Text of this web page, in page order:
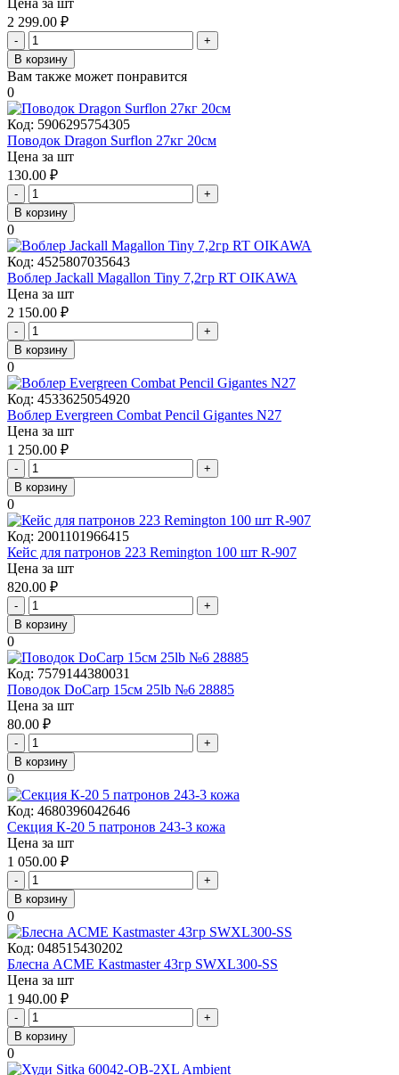
2 299.00 ₽
-
+
В корзину
Вам также может понравится
0
Код: 5906295754305
Поводок Dragon Surflon 27кг 20см
Цена за шт
130.00 ₽
-
+
В корзину
0
Код: 4525807035643
Воблер Jackall Magallon Tiny 7,2гр RT OIKAWA
Цена за шт
2 150.00 ₽
-
+
В корзину
0
Код: 4533625054920
Воблер Evergreen Combat Pencil Gigantes N27
Цена за шт
1 250.00 ₽
-
+
В корзину
0
Код: 2001101966415
Кейс для патронов 223 Remington 100 шт R-907
Цена за шт
820.00 ₽
-
+
В корзину
0
Код: 7579144380031
Поводок DoCarp 15см 25lb №6 28885
Цена за шт
80.00 ₽
-
+
В корзину
0
Код: 4680396042646
Секция К-20 5 патронов 243-3 кожа
Цена за шт
1 050.00 ₽
-
+
В корзину
0
Код: 048515430202
Блесна ACME Kastmaster 43гр SWXL300-SS
Цена за шт
1 940.00 ₽
-
+
В корзину
0